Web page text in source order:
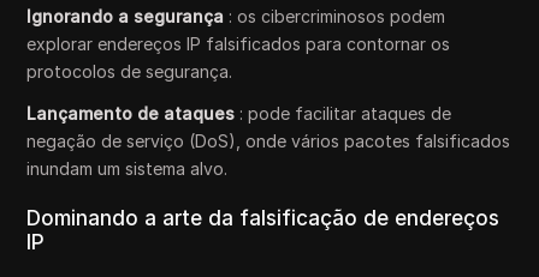
Ignorando a segurança : os cibercriminosos podem
explorar endereços IP falsificados para contornar os
protocolos de segurança.
Lançamento de ataques : pode facilitar ataques de
negação de serviço (DoS), onde vários pacotes falsificados
inundam um sistema alvo.
Dominando a arte da falsificação de endereços
IP